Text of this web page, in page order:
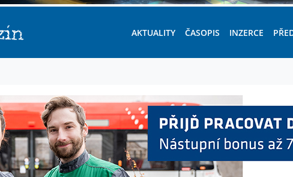
AKTUALITY ČASOPIS INZERCE